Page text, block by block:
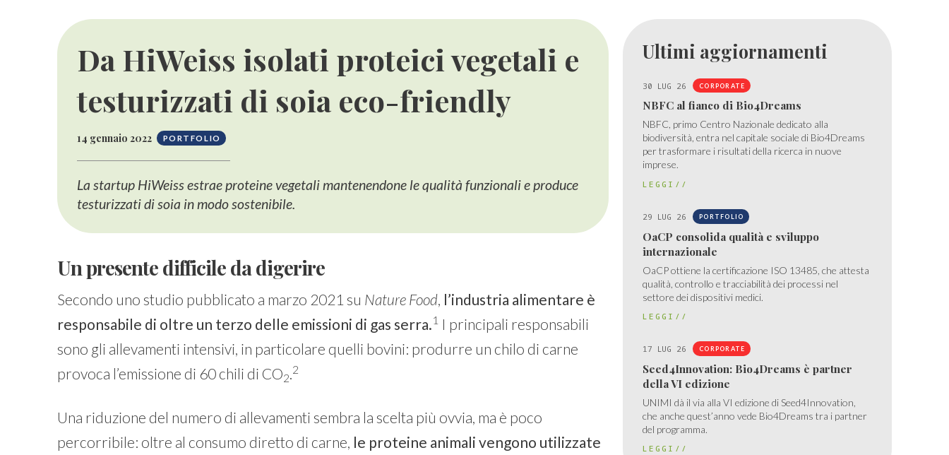
Da HiWeiss isolati proteici vegetali e
testurizzati di soia eco-friendly
14 gennaio 2022 PORTFOLIO
La startup HiWeiss estrae proteine vegetali mantenendone le qualità funzionali e produce
testurizzati di soia in modo sostenibile.
Un presente difficile da digerire
Secondo uno studio pubblicato a marzo 2021 su Nature Food, l’industria alimentare è
responsabile di oltre un terzo delle emissioni di gas serra.1I principali responsabili
sono gli allevamenti intensivi, in particolare quelli bovini: produrre un chilo di carne
provoca l’emissione di 60 chili di CO2
2
Una riduzione del numero di allevamenti sembra la scelta più ovvia, ma è poco
percorribile: oltre al consumo diretto di carne, le proteine animali vengono utilizzate
Ultimi aggiornamenti
30 LUG 26 CORPORATE
NBFC al fianco di Bio4Dreams
NBFC, primo Centro Nazionale dedicato alla
biodiversità, entra nel capitale sociale di Bio4Dreams
per trasformare i risultati della ricerca in nuove
imprese.
LEGGI//
29 LUG 26 PORTFOLIO
OaCP consolida qualità e sviluppo
internazionale
OaCP ottiene la certificazione ISO 13485, che attesta
qualità, controllo e tracciabilità dei processi nel
settore dei dispositivi medici.
LEGGI//
17 LUG 26 CORPORATE
Seed4Innovation: Bio4Dreams è partner
della VI edizione
UNIMI dà il via alla VI edizione di Seed4Innovation,
che anche quest’anno vede Bio4Dreams tra i partner
del programma.
LEGGI//